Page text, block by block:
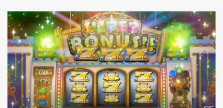
理
由
9.1
ドラ
クエ
の世
界に
入り
込め
る